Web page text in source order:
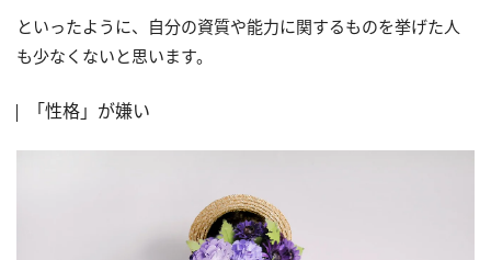
といったように、自分の資質や能力に関するものを挙げた人
も少なくないと思います。
「性格」が嫌い